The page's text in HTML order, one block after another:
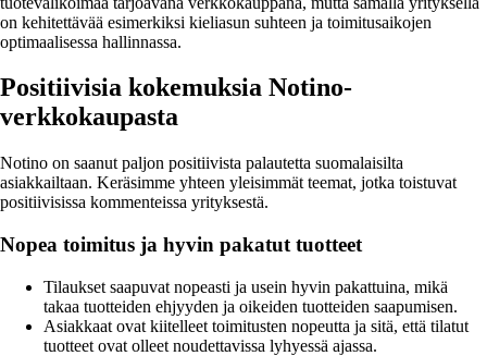
on kehitettävää esimerkiksi kieliasun suhteen ja toimitusaikojen
optimaalisessa hallinnassa.
Positiivisia kokemuksia Notino-
verkkokaupasta
Notino on saanut paljon positiivista palautetta suomalaisilta
asiakkailtaan. Keräsimme yhteen yleisimmät teemat, jotka toistuvat
positiivisissa kommenteissa yrityksestä.
Nopea toimitus ja hyvin pakatut tuotteet
Tilaukset saapuvat nopeasti ja usein hyvin pakattuina, mikä
takaa tuotteiden ehjyyden ja oikeiden tuotteiden saapumisen.
Asiakkaat ovat kiitelleet toimitusten nopeutta ja sitä, että tilatut
tuotteet ovat olleet noudettavissa lyhyessä ajassa.